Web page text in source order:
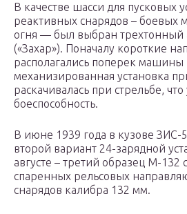
В качестве шасси для пусковых
реактивных снарядов – боевых
огня — был выбран трехтонный
(«Захар»). Поначалу короткие
располагались поперек
механизированная установка
раскачивалась при стрельбе,
боеспособность.
В июне 1939 года в кузове ЗИС-
второй вариант 24-зарядной
августе – третий образец М-132
спаренных рельсовых
снарядов калибра 132 мм.